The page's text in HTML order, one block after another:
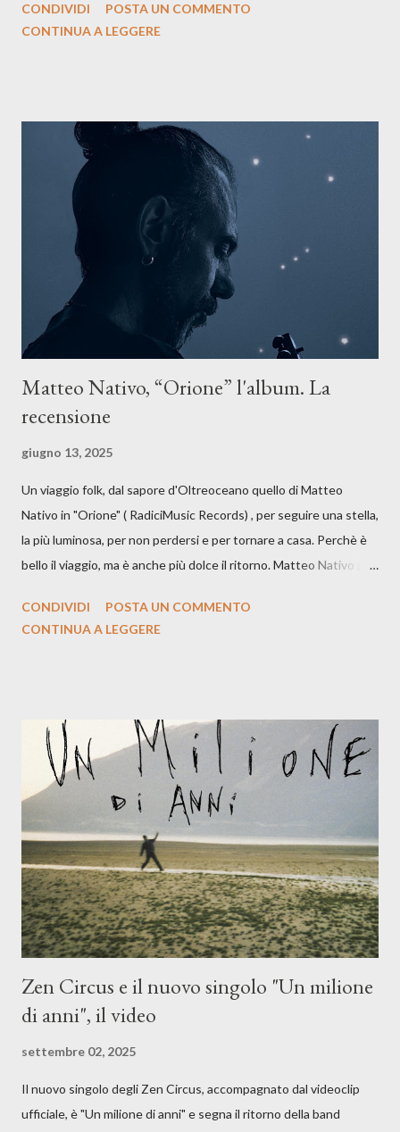
testo ibrido tra italiano e siciliano, e un’urgenza espressiva che
La canzone racconta la difficoltà di creare, e perfino di esistere,
sotto il peso della realtà. Ma lo fa cercando una via d’uscita, una
forma di assoluzione, nel vivere e nel suonare, nel trovare respiro
anche quando l’aria sembra farsi più densa. Il brano è anche una
dichiarazione d’intenti: Cico Messina apre il suo nuovo percorso
artistico con una composizi...
CONDIVIDI
POSTA UN COMMENTO
CONTINUA A LEGGERE
Matteo Nativo, “Orione” l'album. La
recensione
giugno 13, 2025
Un viaggio folk, dal sapore d'Oltreoceano quello di Matteo
Nativo in "Orione" ( RadiciMusic Records) , per seguire una stella,
la più luminosa, per non perdersi e per tornare a casa. Perchè è
bello il viaggio, ma è anche più dolce il ritorno. Matteo Nativo per
indubbiamente matura e consapevole oltre che con ottimi
Dicevamo. Ed è da qui che il nostro inizia questo concept
musicale, con " Che ora è" , raccontando la separazione dalla
moglie, del senso di sconfitta e del caldo afoso che opprime,
giusta condizione di sopraffazione: "Non so che ora è, che giorno
è, di questa estate che...". E' raro fare uscire come singolo una
cover, ma...
CONDIVIDI
POSTA UN COMMENTO
CONTINUA A LEGGERE
Zen Circus e il nuovo singolo "Un milione
di anni", il video
settembre 02, 2025
Il nuovo singolo degli Zen Circus, accompagnato dal videoclip
ufficiale, è "Un milione di anni" e segna il ritorno della band